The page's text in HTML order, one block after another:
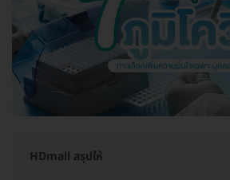
HDmall สรุปให้